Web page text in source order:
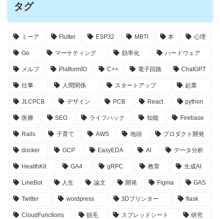
タグ
ミーア Flutter ESP32 MBTI 本 心理
Go マーケティング 効率化 ハードウェア
メルプ PlatformIO C++ 電子回路 ChatGPT
仕事 人間関係 スタートアップ 起業
JLCPCB デザイン PCB React python
医療 SEO ライフハック 知能 Firebase
Rails 子育て AWS 地頭 プロダクト開発
docker GCP EasyEDA AI データ分析
HealthKit GA4 gRPC 教育 生成AI
LineBot 人生 論文 開発 Figma GAS
Twitter wordpress 3Dプリンター flask
CloudFunctions 脱毛 スプレッドシート 研究